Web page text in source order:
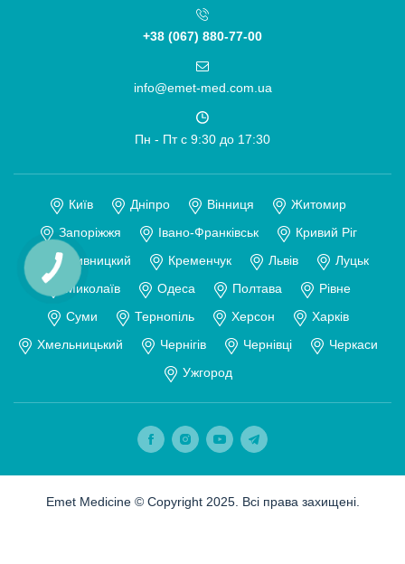
+38 (067) 880-77-00
info@emet-med.com.ua
Пн - Пт c 9:30 до 17:30
Київ Дніпро Вінниця
Житомир
Запоріжжя
Івано-Франківськ
Кривий Ріг
Кропивницкий
Кременчук Львів
Луцьк
Миколаїв
Одеса Полтава
Рівне
Суми
Тернопіль Херсон
Харків
Хмельницький
Чернігів Чернівці
Черкаси
Ужгород
Emet Medicine © Copyright 2025. Всі права захищені.